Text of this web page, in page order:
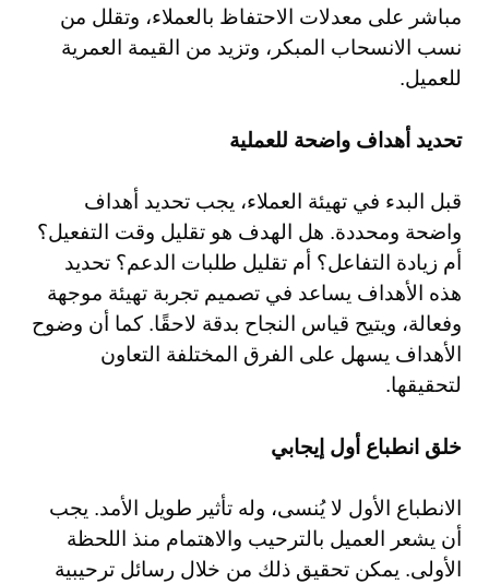
مباشر على معدلات الاحتفاظ بالعملاء، وتقلل من
نسب الانسحاب المبكر، وتزيد من القيمة العمرية
للعميل.
تحديد أهداف واضحة للعملية
قبل البدء في تهيئة العملاء، يجب تحديد أهداف
واضحة ومحددة. هل الهدف هو تقليل وقت التفعيل؟
أم زيادة التفاعل؟ أم تقليل طلبات الدعم؟ تحديد
هذه الأهداف يساعد في تصميم تجربة تهيئة موجهة
وفعالة، ويتيح قياس النجاح بدقة لاحقًا. كما أن وضوح
الأهداف يسهل على الفرق المختلفة التعاون
لتحقيقها.
خلق انطباع أول إيجابي
الانطباع الأول لا يُنسى، وله تأثير طويل الأمد. يجب
أن يشعر العميل بالترحيب والاهتمام منذ اللحظة
الأولى. يمكن تحقيق ذلك من خلال رسائل ترحيبية